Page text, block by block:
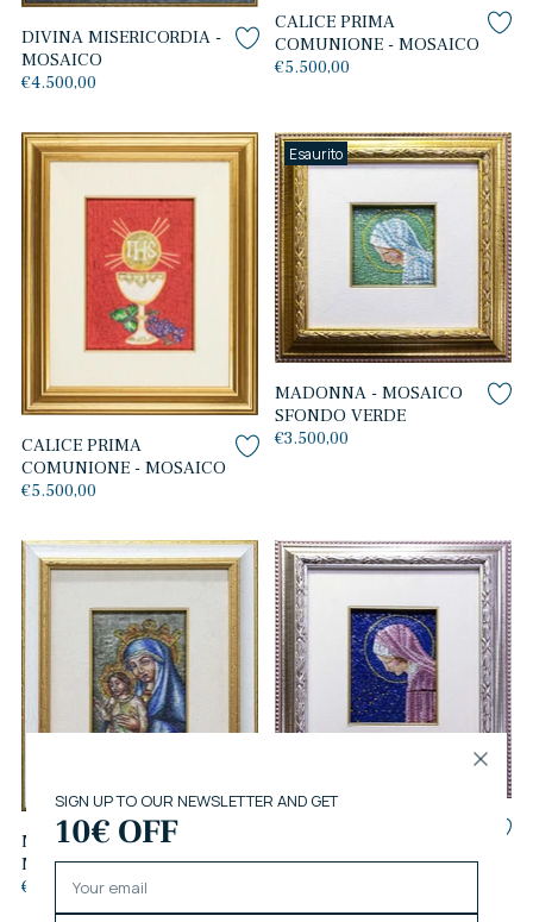
DIVINA MISERICORDIA -
MOSAICO
€4.500,00
CALICE PRIMA
COMUNIONE - MOSAICO
€5.500,00
CALICE PRIMA
COMUNIONE - MOSAICO
€5.500,00
Esaurito
MADONNA - MOSAICO
SFONDO VERDE
€3.500,00
MATER ECCLESIAE -
MOSAICO
€3.500,00